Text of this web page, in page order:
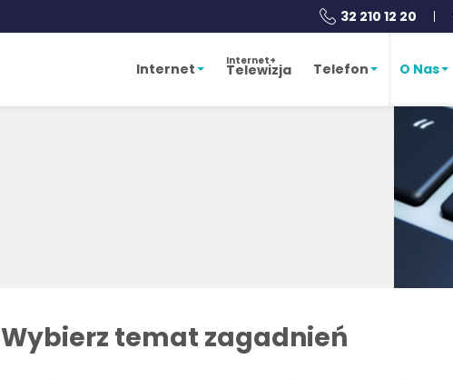
32 210 12 20
Internet Internet+
Telewizja Telefon O Nas
Wybierz temat zagadnień